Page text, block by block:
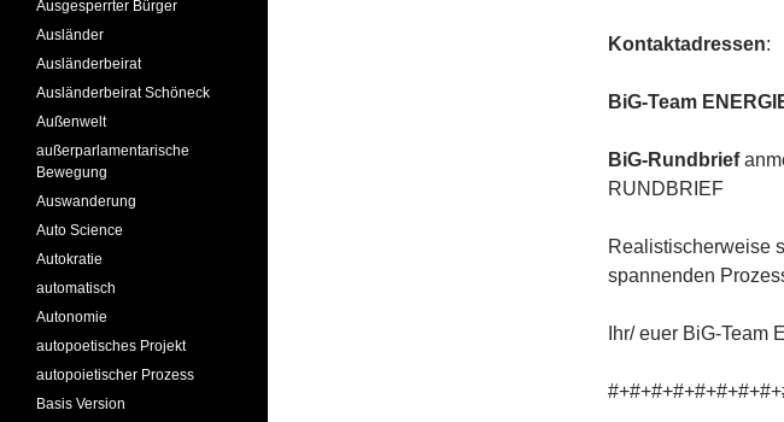
Kontaktadressen:
BiG-Team
BiG-Rundbrief
RUNDBRIEF
Realistischerweise
spannenden
Ihr/ euer BiG-Team
Ausgesperrter Bürger
Ausländer
Ausländerbeirat
Ausländerbeirat Schöneck
Außenwelt
außerparlamentarische
Bewegung
Auswanderung
Auto Science
Autokratie
automatisch
Autonomie
autopoetisches Projekt
autopoietischer Prozess
Basis Version